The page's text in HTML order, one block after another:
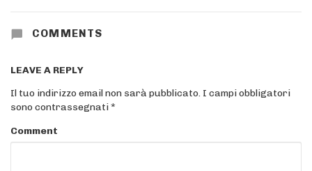
COMMENTS
LEAVE A REPLY
Il tuo indirizzo email non sarà pubblicato. I campi obbligatori
sono contrassegnati*
Comment